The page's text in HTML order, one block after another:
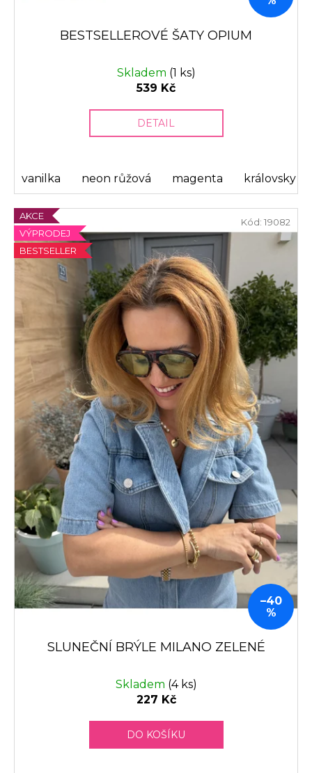
BESTSELLEROVÉ ŠATY OPIUM
Skladem (1 ks)
539 Kč
DETAIL
vanilka neon růžová magenta královsky
AKCE
VÝPRODEJ
BESTSELLER
–40
%
SLUNEČNÍ BRÝLE MILANO ZELENÉ
Skladem (4 ks)
227 Kč
DO KOŠÍKU
Kód: 19082